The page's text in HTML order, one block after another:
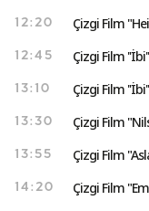
12:20 Çizgi Film
12:45 Çizgi Film ''İbi''
13:10 Çizgi Film ''İbi''
13:30 Çizgi Film
13:55 Çizgi Film
14:20 Çizgi Film